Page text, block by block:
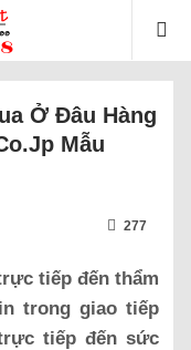
Ở Đâu Hàng
Mẫu
277
tiếp đến thẩm
trong giao tiếp
tiếp đến sức